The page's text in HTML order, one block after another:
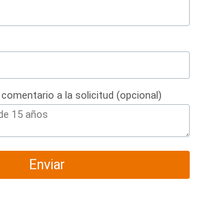
a la solicitud (opcional)
Enviar